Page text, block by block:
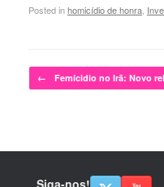
Posted inhomicídio de honra
Post navigation
← Femícidio no Irã: Novo
Siga-nos!